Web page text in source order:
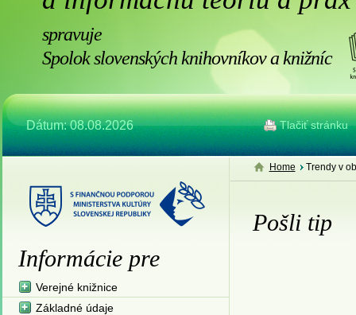
spravuje
Spolok slovenských knihovníkov a knižníc
Dátum: 08.08.2026 Tlačiť stránku
Home Trendy v
Pošli tip
Informácie pre
Verejné knižnice
Základné údaje